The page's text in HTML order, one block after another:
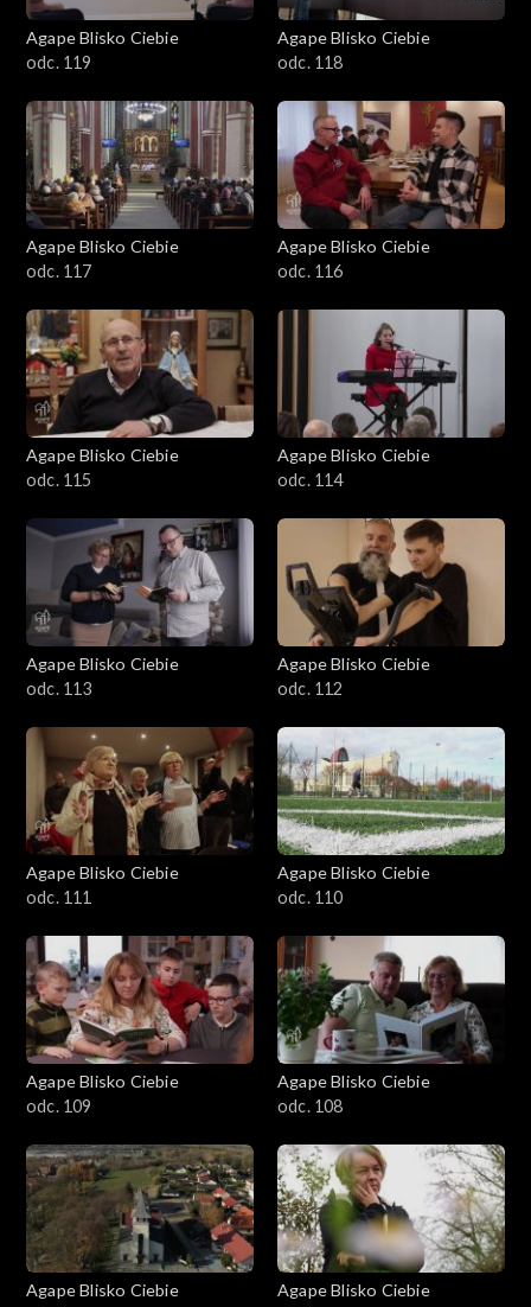
Agape Blisko Ciebie
odc. 119
Agape Blisko Ciebie
odc. 118
Agape Blisko Ciebie
odc. 117
Agape Blisko Ciebie
odc. 116
Agape Blisko Ciebie
odc. 115
Agape Blisko Ciebie
odc. 114
Agape Blisko Ciebie
odc. 113
Agape Blisko Ciebie
odc. 112
Agape Blisko Ciebie
odc. 111
Agape Blisko Ciebie
odc. 110
Agape Blisko Ciebie
odc. 109
Agape Blisko Ciebie
odc. 108
Agape Blisko Ciebie
Agape Blisko Ciebie